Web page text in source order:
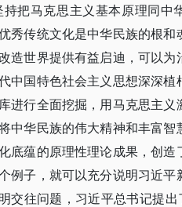
把马克思主义基本原理同中
秀传统文化是中华民族的根和
造世界提供有益启迪，可以为
中国特色社会主义思想深深植
进行全面挖掘，用马克思主义
中华民族的伟大精神和丰富智
底蕴的原理性理论成果，创造
例子，就可以充分说明习近平
交往问题，习近平总书记提出